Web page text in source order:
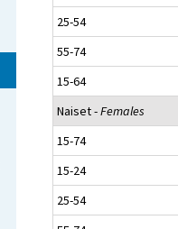
25-54
55-74
15-64
Naiset -Females
15-74
15-24
25-54